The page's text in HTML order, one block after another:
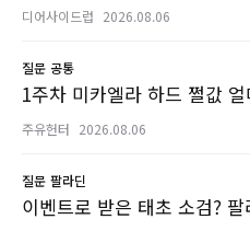
디어사이드럽 2026.08.06
질문 공통
1주차 미카엘라 하드 쩔값
주유헌터 2026.08.06
질문 팔라딘
이벤트로 받은 태초 소검?